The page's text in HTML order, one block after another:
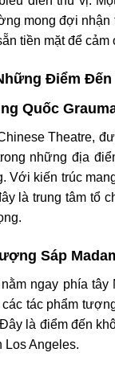
mong đợi nhận
tiền mặt để cảm
Điểm Đến
Quốc
Theatre,
những địa
Với kiến trúc
là trung tâm tổ
Sáp
ngay phía tây
tác phẩm
là điểm đến
Los Angeles.